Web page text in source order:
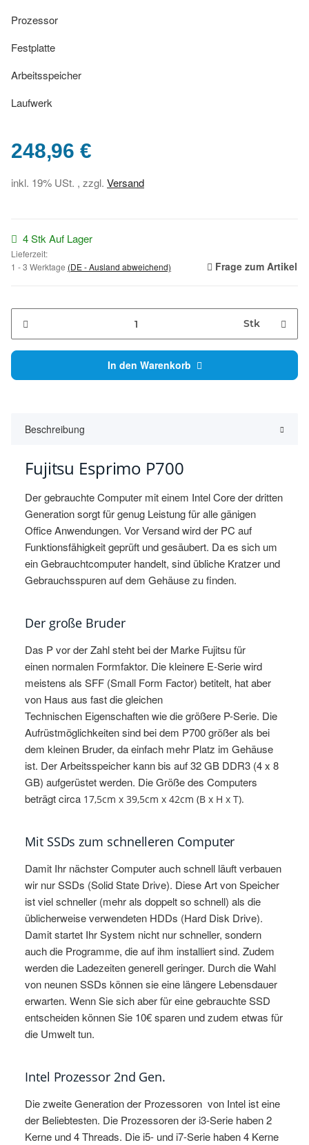
Prozessor
Festplatte
Arbeitsspeicher
Laufwerk
248,96 €
inkl. 19% USt. , zzgl. Versand
4 Stk Auf Lager
Lieferzeit:
1 - 3 Werktage (DE - Ausland abweichend) Frage zum Artikel
Stk
In den Warenkorb
Beschreibung
Fujitsu Esprimo P700
Der gebrauchte Computer mit einem Intel Core der dritten
Generation sorgt für genug Leistung für alle gänigen
Office Anwendungen. Vor Versand wird der PC auf
Funktionsfähigkeit geprüft und gesäubert. Da es sich um
ein Gebrauchtcomputer handelt, sind übliche Kratzer und
Gebrauchsspuren auf dem Gehäuse zu finden.
Der große Bruder
Das P vor der Zahl steht bei der Marke Fujitsu für
einen normalen Formfaktor. Die kleinere E-Serie wird
meistens als SFF (Small Form Factor) betitelt, hat aber
von Haus aus fast die gleichen
Technischen Eigenschaften wie die größere P-Serie. Die
Aufrüstmöglichkeiten sind bei dem P700 größer als bei
dem kleinen Bruder, da einfach mehr Platz im Gehäuse
ist. Der Arbeitsspeicher kann bis auf 32 GB DDR3 (4 x 8
GB) aufgerüstet werden. Die Größe des Computers
beträgt circa 17,5cm x 39,5cm x 42cm (B x H x T).
Mit SSDs zum schnelleren Computer
Damit Ihr nächster Computer auch schnell läuft verbauen
wir nur SSDs (Solid State Drive). Diese Art von Speicher
ist viel schneller (mehr als doppelt so schnell) als die
üblicherweise verwendeten HDDs (Hard Disk Drive).
Damit startet Ihr System nicht nur schneller, sondern
auch die Programme, die auf ihm installiert sind. Zudem
werden die Ladezeiten generell geringer. Durch die Wahl
von neunen SSDs können sie eine längere Lebensdauer
erwarten. Wenn Sie sich aber für eine gebrauchte SSD
entscheiden können Sie 10€ sparen und zudem etwas für
die Umwelt tun.
Intel Prozessor 2nd Gen.
Die zweite Generation der Prozessoren von Intel ist eine
der Beliebtesten. Die Prozessoren der i3-Serie haben 2
Kerne und 4 Threads. Die i5- und i7-Serie haben 4 Kerne